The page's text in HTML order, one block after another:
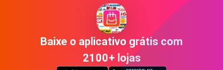
Baixe o aplicativo grátis com
2100+ lojas